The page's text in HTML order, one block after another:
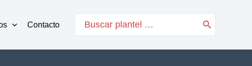
Contacto
for: